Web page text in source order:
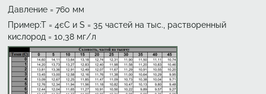
Давление = 760 мм
Пример:Т = 4єС и S = 35 частей на тыс., растворенный
кислород = 10,38 мг/л